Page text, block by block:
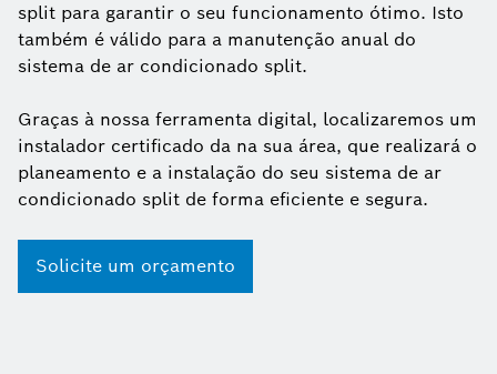
split para garantir o seu funcionamento ótimo. Isto
também é válido para a manutenção anual do
sistema de ar condicionado split.
Graças à nossa ferramenta digital, localizaremos um
instalador certificado da na sua área, que realizará o
planeamento e a instalação do seu sistema de ar
condicionado split de forma eficiente e segura.
Solicite um orçamento